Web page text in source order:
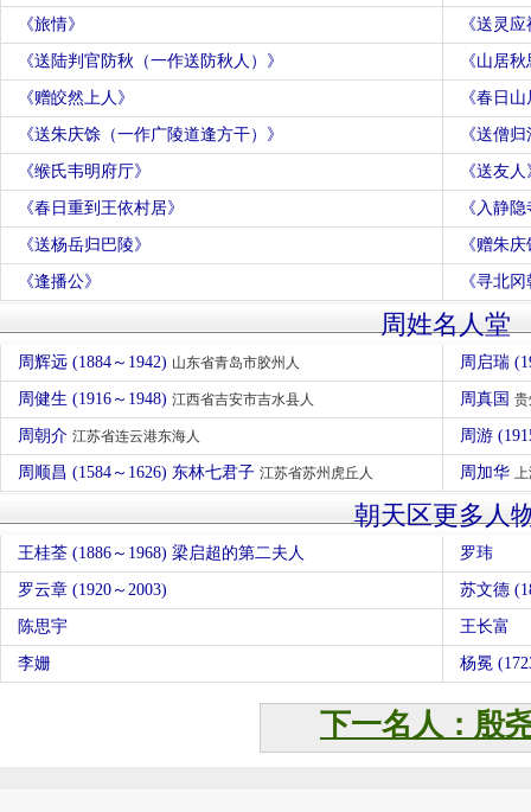
《旅情》 《送灵
《送陆判官防秋（一作送防秋人）》 《山居
《赠皎然上人》 《春日
《送朱庆馀（一作广陵道逢方干）》 《送僧
《缑氏韦明府厅》 《送友人
《春日重到王依村居》 《入静
《送杨岳归巴陵》 《赠朱
《逢播公》 《寻北
周姓名人堂
周辉远 (1884～1942) 山东省青岛市胶州人 周启瑞
周健生 (1916～1948) 江西省吉安市吉水县人 周真国
周朝介 江苏省连云港东海人 周游
周顺昌 (1584～1626) 东林七君子 江苏省苏州虎丘人 周加华
朝天区更多人
王桂荃 (1886～1968) 梁启超的第二夫人 罗玮
罗云章 (1920～2003) 苏文德
陈思宇 王长富
李姗 杨冕
下一名人：殷